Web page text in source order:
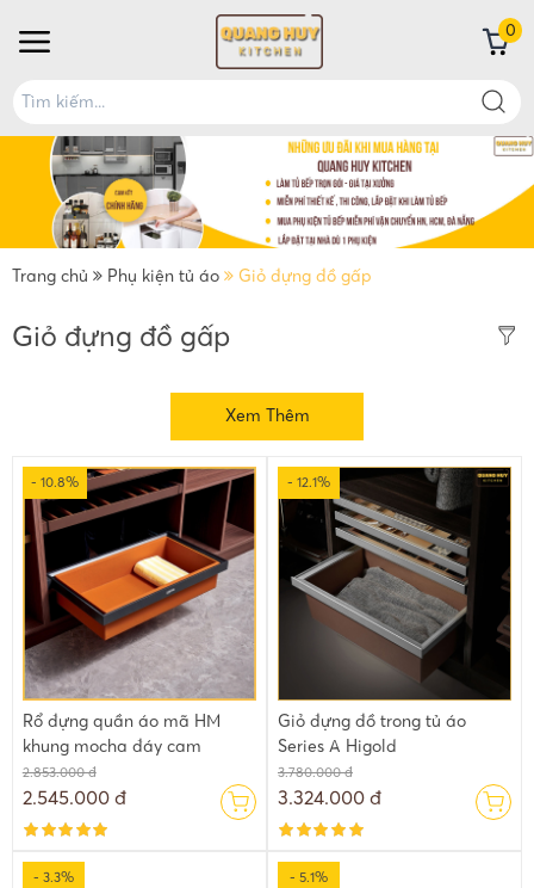
0
Trang chủ Phụ kiện tủ áo Giỏ đựng đồ gấp
Giỏ đựng đồ gấp
Xem Thêm
- 10.8%
Rổ đựng quần áo mã HM
khung mocha đáy cam
2.853.000 đ
2.545.000 đ
- 12.1%
Giỏ đựng đồ trong tủ áo
Series A Higold
3.780.000 đ
3.324.000 đ
- 3.3% - 5.1%